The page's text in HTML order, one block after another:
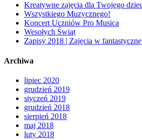
Kreatywne zajęcia dla Twojego
Wszystkiego Muzycznego!
Koncert Uczniów Pro Musica
Wesołych Świąt
Zapisy 2018 | Zajęcia w
Archiwa
lipiec 2020
grudzień 2019
styczeń 2019
grudzień 2018
sierpień 2018
maj 2018
luty 2018